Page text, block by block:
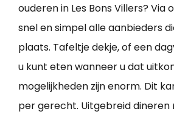
ouderen in Les Bons Villers? Via
snel en simpel alle aanbieders
plaats. Tafeltje dekje, of een
u kunt eten wanneer u dat
mogelijkheden zijn enorm. Dit
per gerecht. Uitgebreid